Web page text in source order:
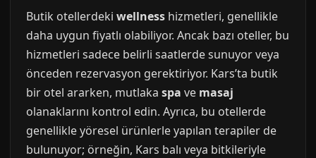
Butik otellerdeki wellness hizmetleri, genellikle
daha uygun fiyatlı olabiliyor. Ancak bazı oteller, bu
hizmetleri sadece belirli saatlerde sunuyor veya
önceden rezervasyon gerektiriyor. Kars’ta butik
bir otel ararken, mutlaka spa ve masaj
olanaklarını kontrol edin. Ayrıca, bu otellerde
genellikle yöresel ürünlerle yapılan terapiler de
bulunuyor; örneğin, Kars balı veya bitkileriyle